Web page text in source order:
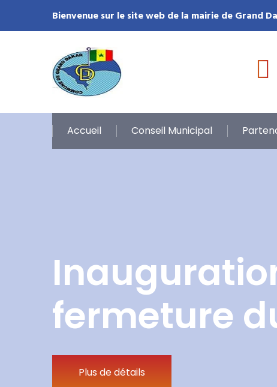
Bienvenue sur le site web de la mairie de Grand
Accueil Conseil Municipal
fermeture
Plus de détails